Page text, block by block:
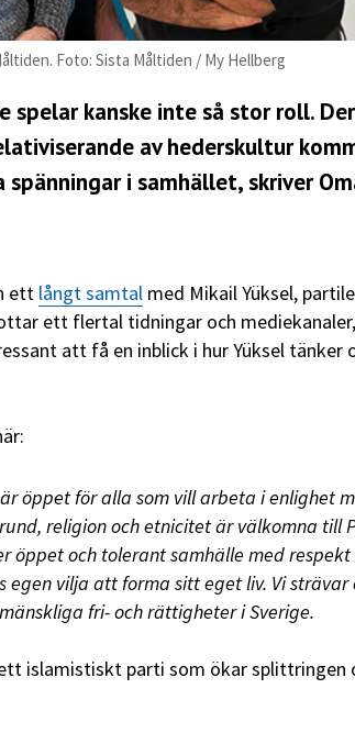
Foto: Sista Måltiden / My Hellberg
kanske inte så stor roll.
av hederskultur
i samhället, skriver
ett långt samtal med Mikail Yüksel,
ett flertal tidningar och mediekanaler,
att få en inblick i hur Yüksel tänker
öppet för alla som vill arbeta i enlighet
religion och etnicitet är välkomna till
öppet och tolerant samhälle med respekt
egen vilja att forma sitt eget liv. Vi strävar
fri- och rättigheter i Sverige.
islamistiskt parti som ökar splittringen